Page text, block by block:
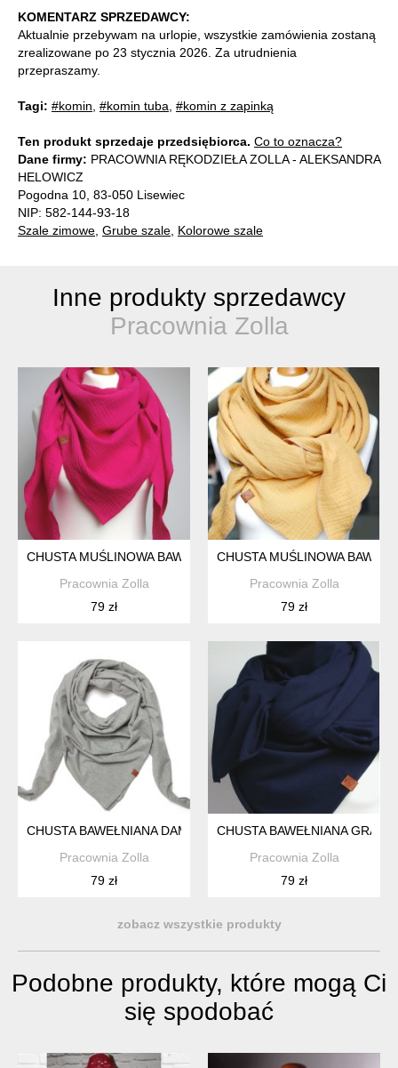
KOMENTARZ SPRZEDAWCY:
Aktualnie przebywam na urlopie, wszystkie zamówienia zostaną
zrealizowane po 23 stycznia 2026. Za utrudnienia
przepraszamy.
Tagi: #komin, #komin tuba, #komin z zapinką
Ten produkt sprzedaje przedsiębiorca. Co to oznacza?
Dane firmy: PRACOWNIA RĘKODZIEŁA ZOLLA - ALEKSANDRA
HELOWICZ
Pogodna 10, 83-050 Lisewiec
NIP: 582-144-93-18
Szale zimowe, Grube szale, Kolorowe szale
Inne produkty sprzedawcy
Pracownia Zolla
CHUSTA MUŚLINOWA BAWEŁNIANA- DAMSKA CHUSTA
Pracownia Zolla
79 zł
CHUSTA MUŚLINOWA
Pracownia Zolla
79 zł
CHUSTA BAWEŁNIANA DAMSKA SZARY MELANŻ - CHUSTA
Pracownia Zolla
79 zł
CHUSTA BAWEŁNIANA
Pracownia Zolla
79 zł
zobacz wszystkie produkty
Podobne produkty, które mogą Ci
się spodobać